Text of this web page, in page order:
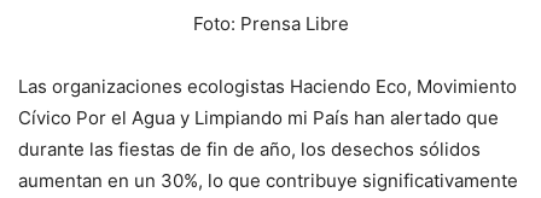
Foto: Prensa Libre
Las organizaciones ecologistas Haciendo Eco, Movimiento
Cívico Por el Agua y Limpiando mi País han alertado que
durante las fiestas de fin de año, los desechos sólidos
aumentan en un 30%, lo que contribuye significativamente